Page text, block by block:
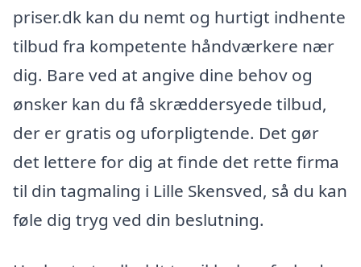
priser.dk kan du nemt og hurtigt indhente
tilbud fra kompetente håndværkere nær
dig. Bare ved at angive dine behov og
ønsker kan du få skræddersyede tilbud,
der er gratis og uforpligtende. Det gør
det lettere for dig at finde det rette firma
til din tagmaling i Lille Skensved, så du kan
føle dig tryg ved din beslutning.